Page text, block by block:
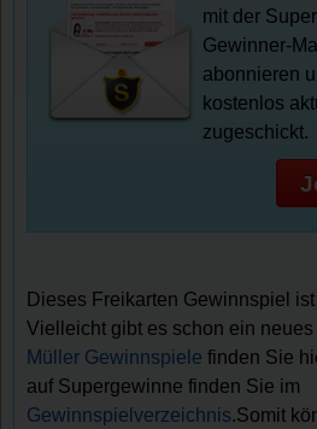
mit der
Gewinner-
abonnieren
kostenlos
zugeschickt.
Dieses Freikarten Gewinnspiel
Vielleicht gibt es schon ein
Müller Gewinnspiele finden Sie
auf Supergewinne finden Sie im
Gewinnspielverzeichnis.Somit